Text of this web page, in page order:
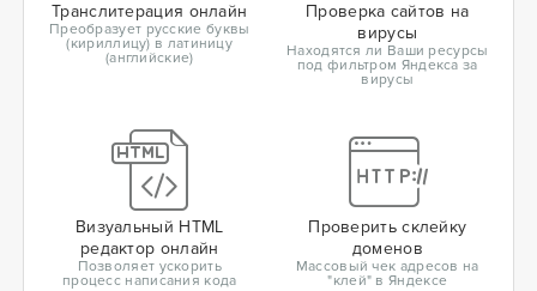
Транслитерация онлайн
Преобразует русские буквы
(кириллицу) в латиницу
(английские)
Проверка сайтов на
вирусы
Находятся ли Ваши ресурсы
под фильтром Яндекса за
вирусы
Визуальный HTML
редактор онлайн
Позволяет ускорить
процесс написания кода
Проверить склейку
доменов
Массовый чек адресов на
"клей" в Яндексе